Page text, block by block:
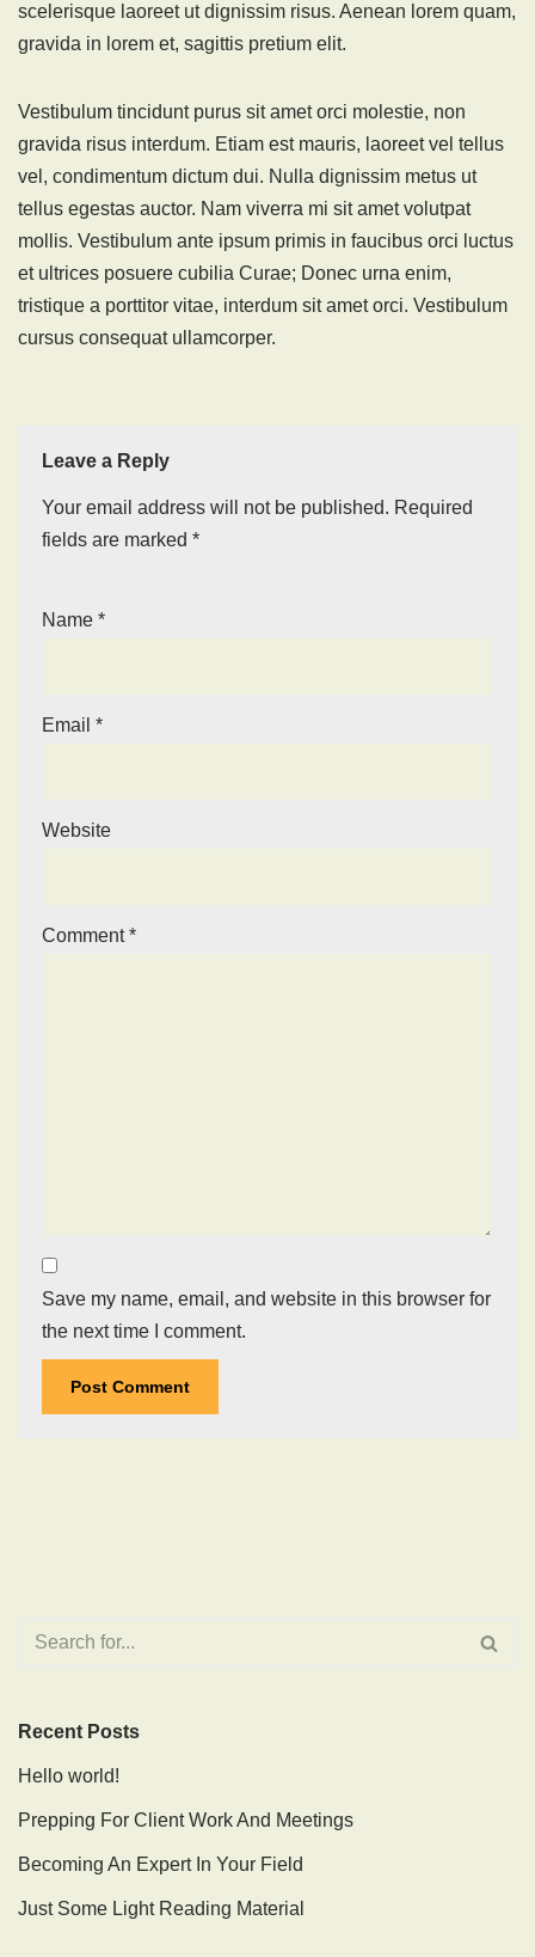
scelerisque laoreet ut dignissim risus. Aenean lorem quam,
gravida in lorem et, sagittis pretium elit.
Vestibulum tincidunt purus sit amet orci molestie, non
gravida risus interdum. Etiam est mauris, laoreet vel tellus
vel, condimentum dictum dui. Nulla dignissim metus ut
tellus egestas auctor. Nam viverra mi sit amet volutpat
mollis. Vestibulum ante ipsum primis in faucibus orci luctus
et ultrices posuere cubilia Curae; Donec urna enim,
tristique a porttitor vitae, interdum sit amet orci. Vestibulum
cursus consequat ullamcorper.
Leave a Reply
Your email address will not be published. Required
fields are marked *
Name *
Email *
Website
Comment*
Save my name, email, and website in this browser for
the next time I comment.
Recent Posts
Hello world!
Prepping For Client Work And Meetings
Becoming An Expert In Your Field
Just Some Light Reading Material